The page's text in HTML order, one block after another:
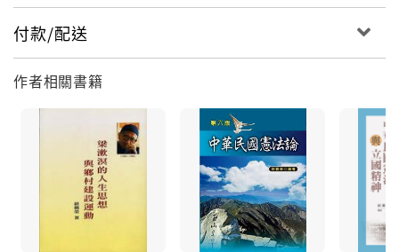
經觀榮
出生於台北縣樹林市，現任修平技術學院通識中心副教
授。著有專書：《中國社會扶助事業的理論與實際》、
《仁的研究──兼論孫中山思想》、《梁漱溟的人生思想
與鄉村建設運動》。編有教科書：《中華民國憲法
論》、《中華民國憲法與立國精神》、《創造學的理論
與應用》等。發表論文：〈梁漱溟的人生思想〉、〈梁
漱溟的鄉村建設思想〉、〈人類從自覺到互助的探
討〉、〈人類道德規範與仁之間的探討〉、〈孔子的安
付款/配送
作者相關書籍